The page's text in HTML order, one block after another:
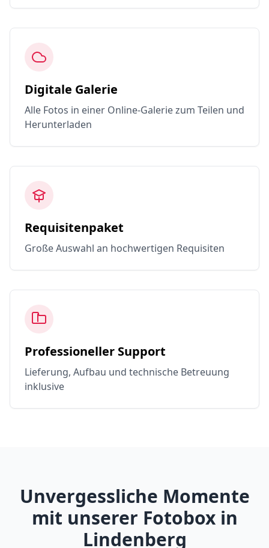
Digitale Galerie
Alle Fotos in einer Online-Galerie zum Teilen und
Herunterladen
Requisitenpaket
Große Auswahl an hochwertigen Requisiten
Professioneller Support
Lieferung, Aufbau und technische Betreuung
inklusive
Unvergessliche Momente
mit unserer Fotobox in
Lindenberg